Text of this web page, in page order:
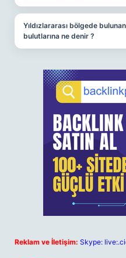
Yıldızlararası bölgede
bulutlarına ne denir ?
Reklam ve İletişim: Skype: